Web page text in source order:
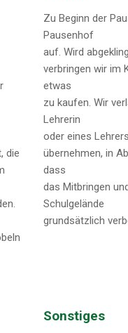
die
Zu Beginn der
Pausenhof
auf. Wird
verbringen wir im
etwas
zu kaufen. Wir
Lehrerin
oder eines
übernehmen, in
dass
das Mitbringen
Schulgelände
grundsätzlich
Sonstiges